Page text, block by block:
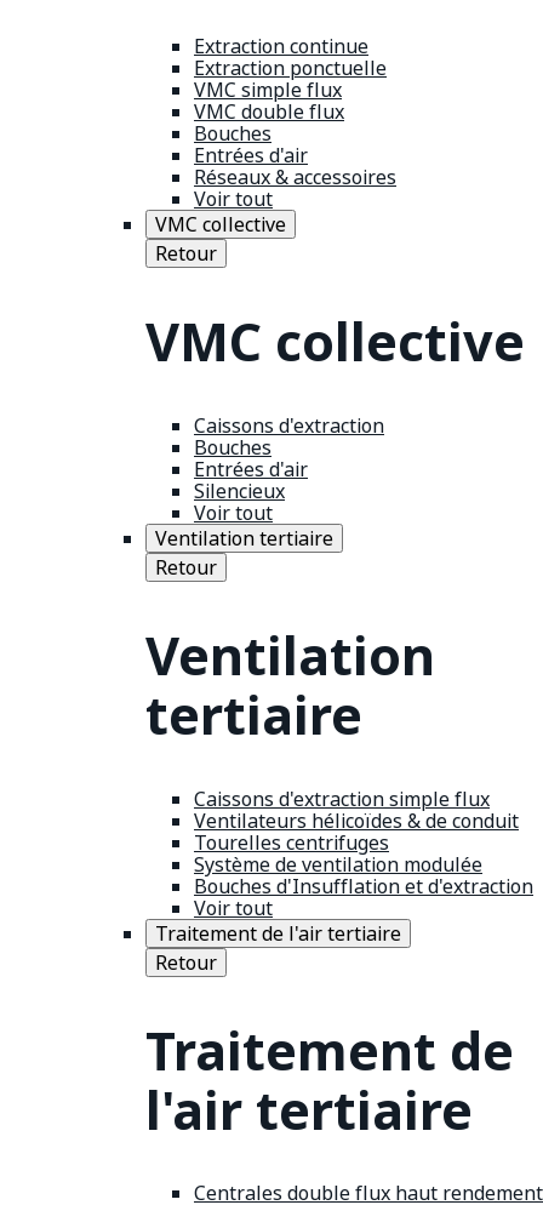
Extraction continue
Extraction ponctuelle
VMC simple flux
VMC double flux
Bouches
Entrées d'air
Réseaux & accessoires
Voir tout
VMC collective
Retour
VMC collective
Caissons d'extraction
Bouches
Entrées d'air
Silencieux
Voir tout
Ventilation tertiaire
Retour
Ventilation
tertiaire
Caissons d'extraction simple flux
Ventilateurs hélicoïdes & de conduit
Tourelles centrifuges
Système de ventilation modulée
Bouches d'Insufflation et d'extraction
Voir tout
Traitement de l'air tertiaire
Retour
Traitement de
l'air tertiaire
Centrales double flux haut rendement